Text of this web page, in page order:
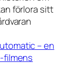
förlora sitt
– en
filmens